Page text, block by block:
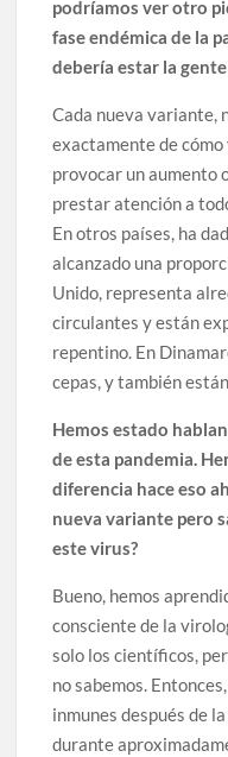
podríamos ver otro
fase endémica de la
debería estar la
Cada nueva variante,
exactamente de cómo
provocar un aumento
prestar atención a
En otros países, ha
alcanzado una
Unido, representa
circulantes y están
repentino. En
cepas, y también
Hemos estado
de esta pandemia.
diferencia hace eso
nueva variante pero
este virus?
Bueno, hemos
consciente de la
solo los científicos,
no sabemos.
inmunes después de
durante